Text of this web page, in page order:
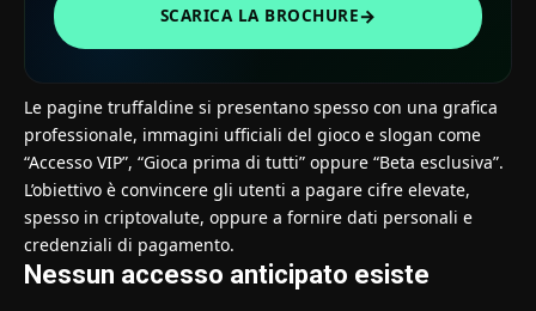
SCARICA LA BROCHURE→
Le pagine truffaldine si presentano spesso con una grafica
professionale, immagini ufficiali del gioco e slogan come
“Accesso VIP”, “Gioca prima di tutti” oppure “Beta esclusiva”.
L’obiettivo è convincere gli utenti a pagare cifre elevate,
spesso in criptovalute, oppure a fornire dati personali e
credenziali di pagamento.
Nessun accesso anticipato esiste